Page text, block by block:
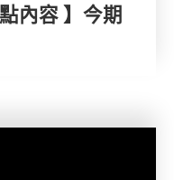
內容 】今期